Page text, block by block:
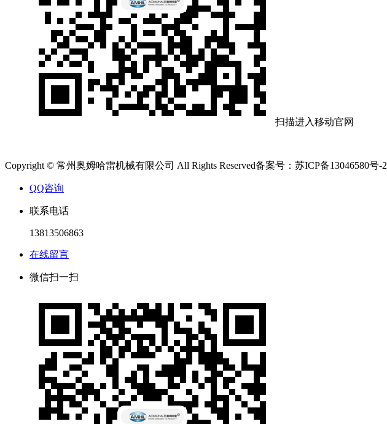
扫描进入移动官网
Copyright © 常州奥姆哈雷机械有限公司 All Rights Reserved备案号：苏ICP备13046580号-2
QQ咨询
联系电话
13813506863
在线留言
微信扫一扫